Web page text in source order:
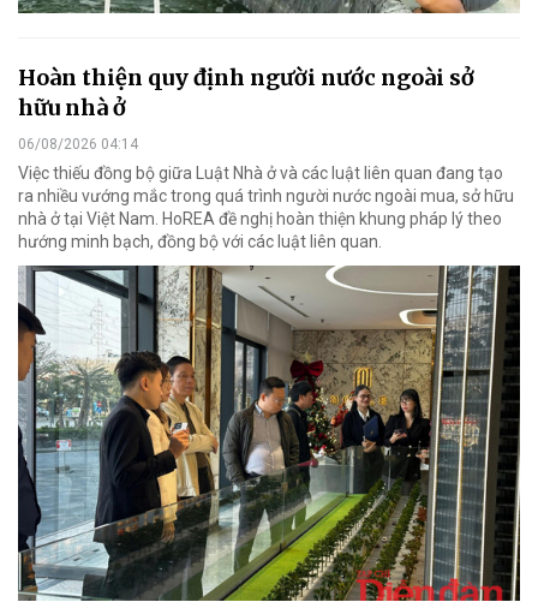
Hoàn thiện quy định người nước ngoài sở
hữu nhà ở
06/08/2026 04:14
Việc thiếu đồng bộ giữa Luật Nhà ở và các luật liên quan đang tạo
ra nhiều vướng mắc trong quá trình người nước ngoài mua, sở hữu
nhà ở tại Việt Nam. HoREA đề nghị hoàn thiện khung pháp lý theo
hướng minh bạch, đồng bộ với các luật liên quan.